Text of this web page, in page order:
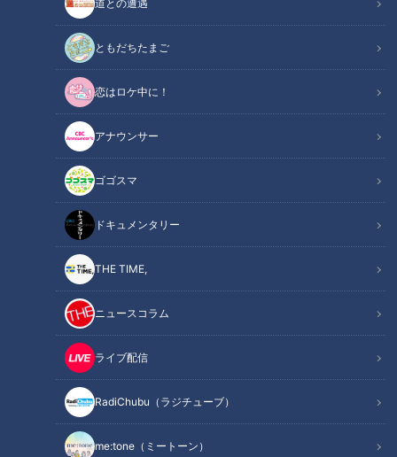
道との遭遇
ともだちたまご
恋はロケ中に！
アナウンサー
ゴゴスマ
ドキュメンタリー
THE TIME,
ニュースコラム
ライブ配信
RadiChubu（ラジチューブ）
me:tone（ミートーン）
サンドラコラム
【ドラゴンズを愛して半世紀！竹内茂喜の『野球のドテ煮』】
ＣＢＣテレビ「サンデードラゴンズ」（毎週日曜日12時54分
から東海エリアで生放送）
関連リンク
【画像】2024シーズンの中日ドラゴンズを画
遅々として進まない来季への補強
最悪の船出となった今シーズン
歴代2位の21試合連続ホールドポイントを記録
ファン注目！一問一答
オススメ関連コンテンツ